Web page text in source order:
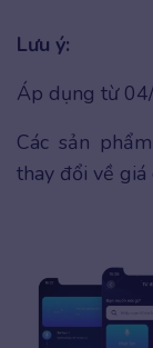
Lưu ý:
Áp dụng từ
Các sản
thay đổi về giá